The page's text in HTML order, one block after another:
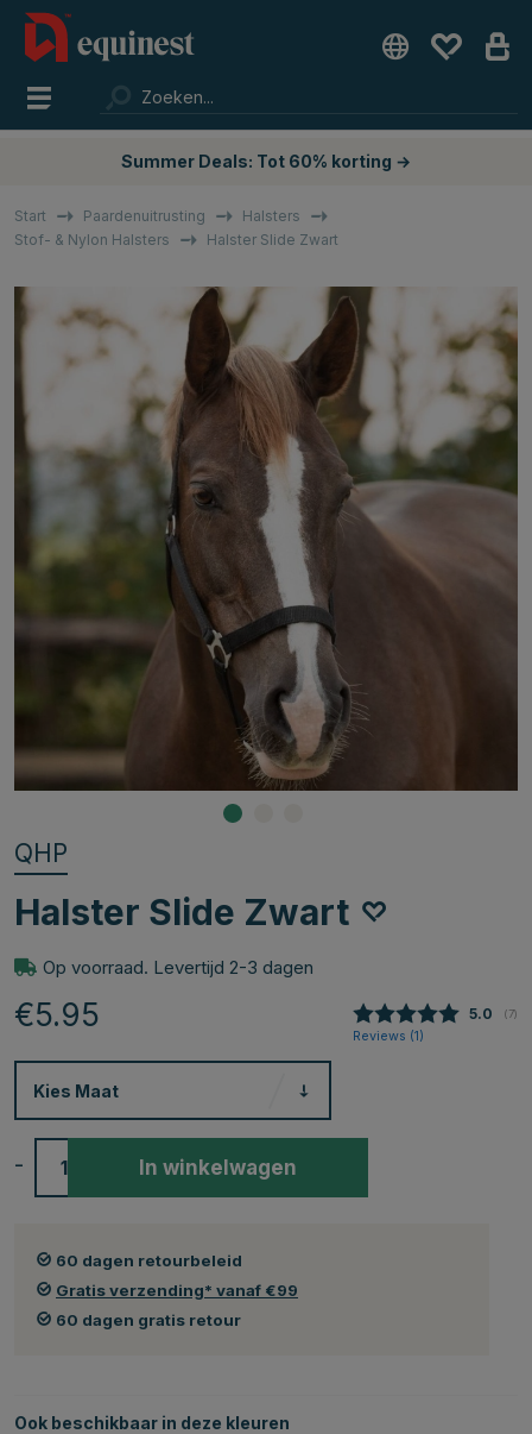
Summer Deals: Tot 60% korting →
Start Paardenuitrusting
Halsters
Stof- & Nylon Halsters
Halster Slide Zwart
QHP
Halster Slide Zwart
Op voorraad. Levertijd 2-3 dagen
€5.95 5.0 (7)
Reviews (1)
Kies Maat
- In winkelwagen
60 dagen retourbeleid
Gratis verzending* vanaf €99
60 dagen gratis retour
Ook beschikbaar in deze kleuren